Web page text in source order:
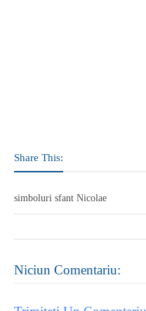
Share This:
simboluri sfant Nicolae
Niciun Comentariu: